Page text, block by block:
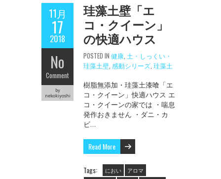
11月
17
2018
No
Comment
by
nekokiyoshi
珪藻土壁「エ
コ・クイーン」
の快適ハウス
POSTED IN 健康 土・しっくい・
珪藻土壁 感動シリーズ 珪藻土
樹脂無添加・珪藻土漆喰「エ
コ・クイーン」快適ハウス エ
コ・クイーンの家では ・喘息
発作おきません ・ダニ・カ
ビ…
Read More
Tags: におい
アロマ